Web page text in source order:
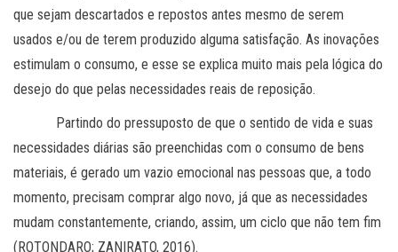
que sejam descartados e repostos antes mesmo de serem
usados e/ou de terem produzido alguma satisfação. As inovações
estimulam o consumo, e esse se explica muito mais pela lógica do
desejo do que pelas necessidades reais de reposição.
Partindo do pressuposto de que o sentido de vida e suas
necessidades diárias são preenchidas com o consumo de bens
materiais, é gerado um vazio emocional nas pessoas que, a todo
momento, precisam comprar algo novo, já que as necessidades
mudam constantemente, criando, assim, um ciclo que não tem fim
(ROTONDARO; ZANIRATO, 2016).